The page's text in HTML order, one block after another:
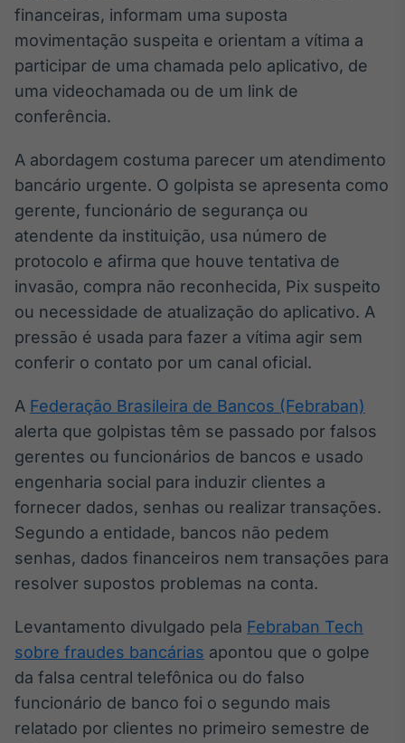
OTC
Plataforma para
negociação de
ativos
Datafeed
APIs para
integração de
conteúdos e
dados
Ticker
Cotações e
headlines de
Broadcast
Widgets
Componentes
funcionalidades
Wallboard
Conteúdos e
displays e telas
Broadcast
Curadoria
Curadoria de
financeiras, informam uma suposta
movimentação suspeita e orientam a vítima a
participar de uma chamada pelo aplicativo, de
uma videochamada ou de um link de
conferência.
A abordagem costuma parecer um atendimento
bancário urgente. O golpista se apresenta como
gerente, funcionário de segurança ou
atendente da instituição, usa número de
protocolo e afirma que houve tentativa de
invasão, compra não reconhecida, Pix suspeito
ou necessidade de atualização do aplicativo. A
pressão é usada para fazer a vítima agir sem
conferir o contato por um canal oficial.
A Federação Brasileira de Bancos (Febraban)
alerta que golpistas têm se passado por falsos
gerentes ou funcionários de bancos e usado
engenharia social para induzir clientes a
fornecer dados, senhas ou realizar transações.
Segundo a entidade, bancos não pedem
senhas, dados financeiros nem transações para
resolver supostos problemas na conta.
Levantamento divulgado pela Febraban Tech
sobre fraudes bancárias apontou que o golpe
da falsa central telefônica ou do falso
funcionário de banco foi o segundo mais
relatado por clientes no primeiro semestre de